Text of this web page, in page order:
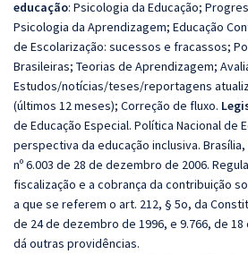
educação: Psicologia da Educação;
Psicologia da Aprendizagem; Educação
de Escolarização: sucessos e fracassos;
Brasileiras; Teorias de Aprendizagem;
Estudos/notícias/teses/reportagens
(últimos 12 meses); Correção de fluxo.
de Educação Especial. Política Nacional de
perspectiva da educação inclusiva. Brasília,
nº 6.003 de 28 de dezembro de 2006.
fiscalização e a cobrança da contribuição
a que se referem o art. 212, § 5o, da
de 24 de dezembro de 1996, e 9.766, de
dá outras providências.